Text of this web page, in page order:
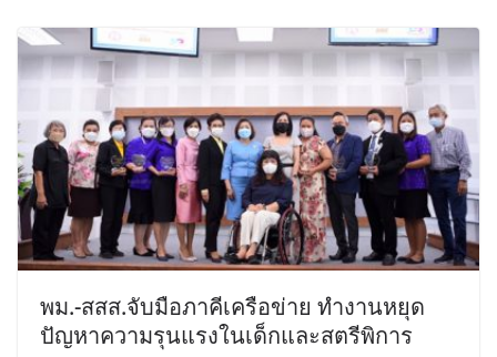
พม.-สสส.จับมือภาคีเครือข่าย ทำงานหยุด
ปัญหาความรุนแรงในเด็กและสตรีพิการ